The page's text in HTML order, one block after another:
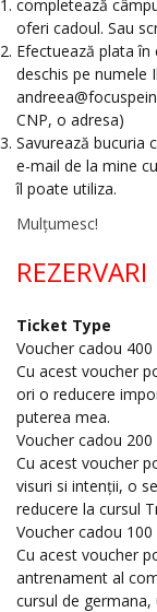
completează
oferi cadoul. Sau
Efectuează plata în
deschis pe numele
CNP, o adresa)
Savurează bucuria
e-mail de la mine
îl poate utiliza.
Mulțumesc!
REZERVARI
Ticket Type
Voucher cadou 400
Cu acest voucher
ori o reducere
puterea mea.
Voucher cadou 200
Cu acest voucher
visuri si intenții, o
reducere la cursul
Voucher cadou 100
Cu acest voucher
antrenament al
cursul de